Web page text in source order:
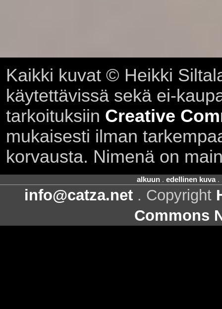
Kaikki kuvat © Heikki
käytettävissä sekä ei-
tarkoituksiin Creative
mukaisesti ilman
korvausta. Nimenä on
alkuun. edellinen kuva.
info@catza.net . Copyright
Commons